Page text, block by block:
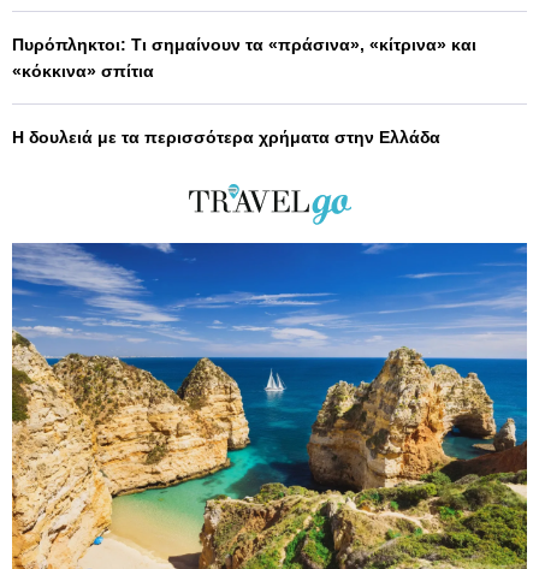
Πυρόπληκτοι: Τι σημαίνουν τα «πράσινα», «κίτρινα» και
«κόκκινα» σπίτια
Η δουλειά με τα περισσότερα χρήματα στην Ελλάδα